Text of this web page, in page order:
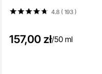
4.8 ( 193)
157,00 zł/50 ml